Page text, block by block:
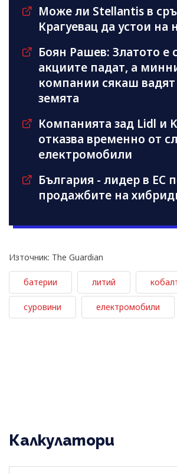
Може ли Stellantis в
Крагуевац да устои на
Боян Рашев: Златото е
акциите падат, а
компании сякаш
земята
Компанията зад Lidl и
отказва временно от
електромобили
България - лидер в ЕС
продажбите на
Източник: The Guardian
батерии литий
суровини електромобили
Калкулатори